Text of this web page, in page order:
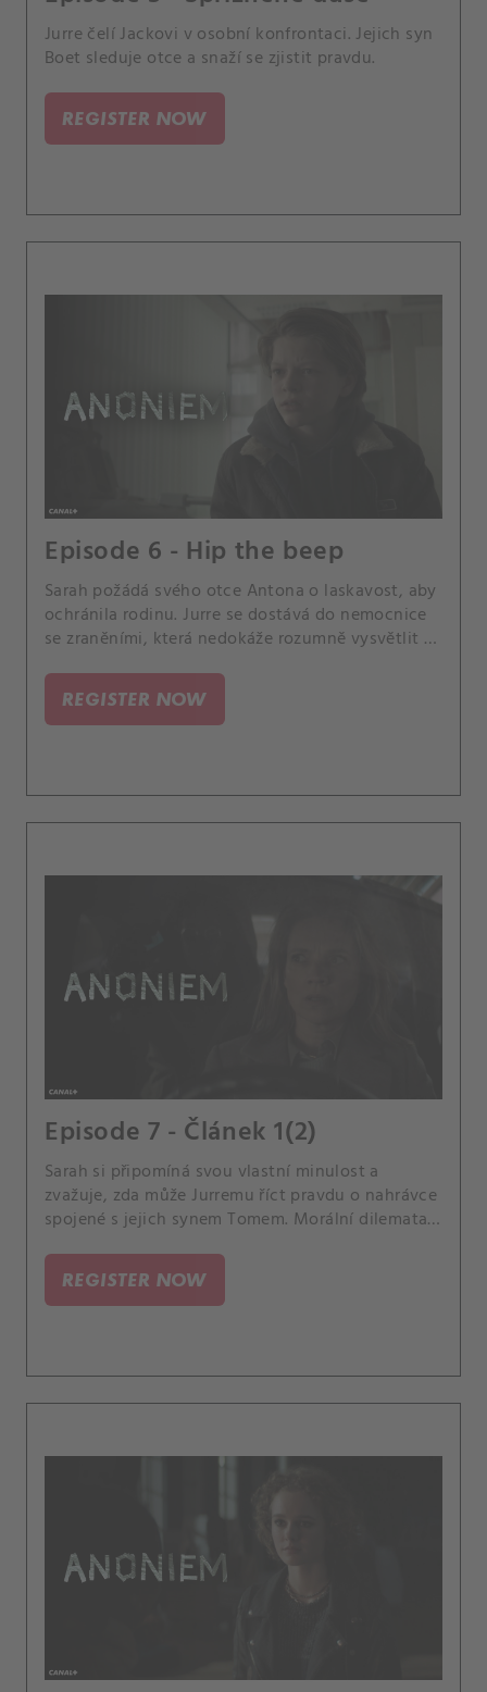
Jurre čelí Jackovi v osobní konfrontaci. Jejich syn
Boet sleduje otce a snaží se zjistit pravdu.
REGISTER NOW
Episode 6 - Hip the beep
Sarah požádá svého otce Antona o laskavost, aby
ochránila rodinu. Jurre se dostává do nemocnice
se zraněními, která nedokáže rozumně vysvětlit –
REGISTER NOW
Episode 7 - Článek 1(2)
Sarah si připomíná svou vlastní minulost a
zvažuje, zda může Jurremu říct pravdu o nahrávce
spojené s jejich synem Tomem. Morální dilemata
REGISTER NOW